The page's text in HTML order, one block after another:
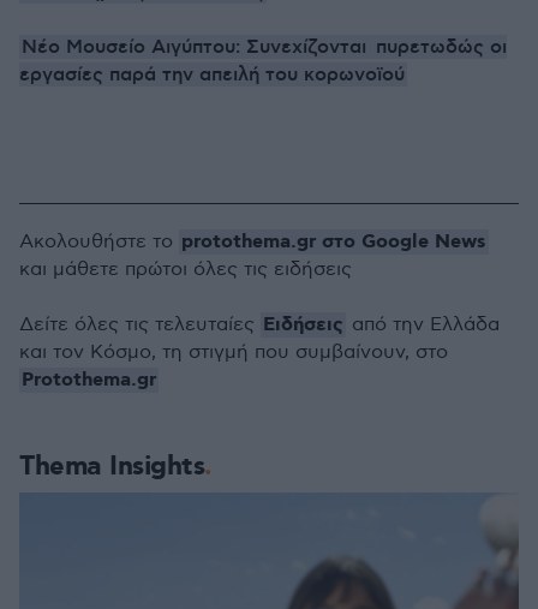
Νέο Μουσείο Αιγύπτου: Συνεχίζονται πυρετωδώς οι
εργασίες παρά την απειλή του κορωνοϊού
Thema Insights
Ακολουθήστε το protothema.gr στο Google News
και μάθετε πρώτοι όλες τις ειδήσεις
Δείτε όλες τις τελευταίες Ειδήσεις από την Ελλάδα
και τον Κόσμο, τη στιγμή που συμβαίνουν, στο
Protothema.gr